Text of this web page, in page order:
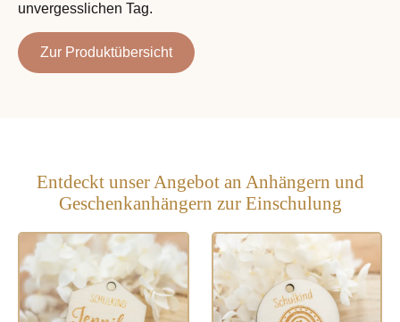
unvergesslichen Tag.
Zur Produktübersicht
Entdeckt unser Angebot an Anhängern und
Geschenkanhängern zur Einschulung